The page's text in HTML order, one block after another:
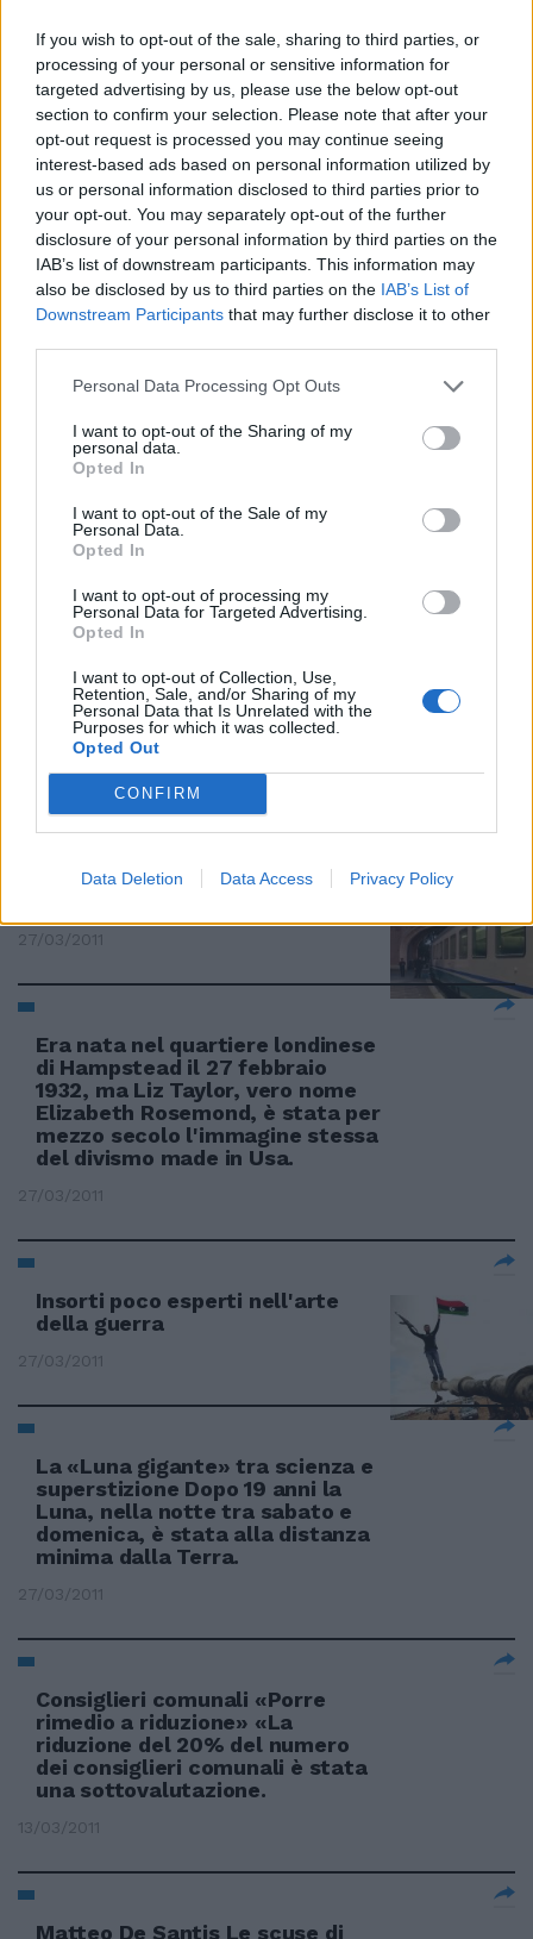
If you wish to opt-out of the sale, sharing to third parties, or
processing of your personal or sensitive information for
targeted advertising by us, please use the below opt-out
section to confirm your selection. Please note that after your
opt-out request is processed you may continue seeing
interest-based ads based on personal information utilized by
us or personal information disclosed to third parties prior to
your opt-out. You may separately opt-out of the further
disclosure of your personal information by third parties on the
IAB’s list of downstream participants. This information may
also be disclosed by us to third parties on the IAB’s List of
Downstream Participants that may further disclose it to other
Personal Data Processing Opt Outs
I want to opt-out of the Sharing of my
personal data.
Opted In
I want to opt-out of the Sale of my
Personal Data.
Opted In
I want to opt-out of processing my
Personal Data for Targeted Advertising.
Opted In
I want to opt-out of Collection, Use,
Retention, Sale, and/or Sharing of my
Personal Data that Is Unrelated with the
Purposes for which it was collected.
Opted Out
CONFIRM
Data Deletion Data Access Privacy Policy
Maria Giulia Pozzi «La mia vita
non è stata niente di
eccezionale, né posso dire di
aver sofferto più di altre donne.
01/05/2011
Due anni alla meta Le mosse di
Alemanno
30/04/2011
scritte sulla sede dei giovani Pdl
5Sulla serranda della sezione
Pdl Giovane Italia della
Garbatella sono state disegnate
una falce e martello e sul muro
vicino è stata vergata la scritta:
24/04/2011
Case Ater ai ricchi e debiti per
tutti
31/03/2011
Tre treni sulla Roma-lido
27/03/2011
Era nata nel quartiere londinese
di Hampstead il 27 febbraio
1932, ma Liz Taylor, vero nome
Elizabeth Rosemond, è stata per
mezzo secolo l'immagine stessa
del divismo made in Usa.
27/03/2011
Insorti poco esperti nell'arte
della guerra
27/03/2011
La «Luna gigante» tra scienza e
superstizione Dopo 19 anni la
Luna, nella notte tra sabato e
domenica, è stata alla distanza
minima dalla Terra.
27/03/2011
Consiglieri comunali «Porre
rimedio a riduzione» «La
riduzione del 20% del numero
dei consiglieri comunali è stata
una sottovalutazione.
13/03/2011
Matteo De Santis Le scuse di